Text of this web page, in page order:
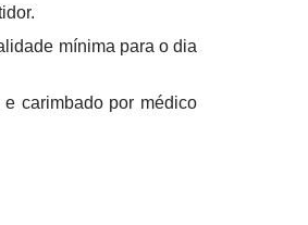
mínima para o dia
carimbado por médico